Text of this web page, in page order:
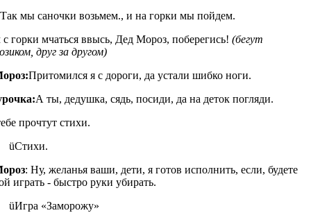
Так мы саночки возьмем., и на горки мы пойдем.
с горки мчаться ввысь, Дед Мороз, поберегись! (бегут
друг за другом)
Притомился я с дороги, да устали шибко ноги.
А ты, дедушка, сядь, посиди, да на деток погляди.
прочтут стихи.
üСтихи.
: Ну, желанья ваши, дети, я готов исполнить, если, будете
играть - быстро руки убирать.
üИгра «Заморожу»